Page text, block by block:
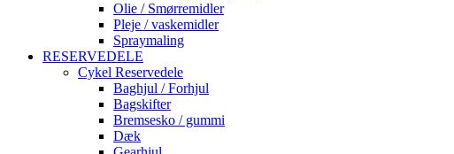
Olie / Smørremidler
Pleje / vaskemidler
Spraymaling
RESERVEDELE
Cykel Reservedele
Baghjul / Forhjul
Bagskifter
Bremsesko / gummi
Dæk